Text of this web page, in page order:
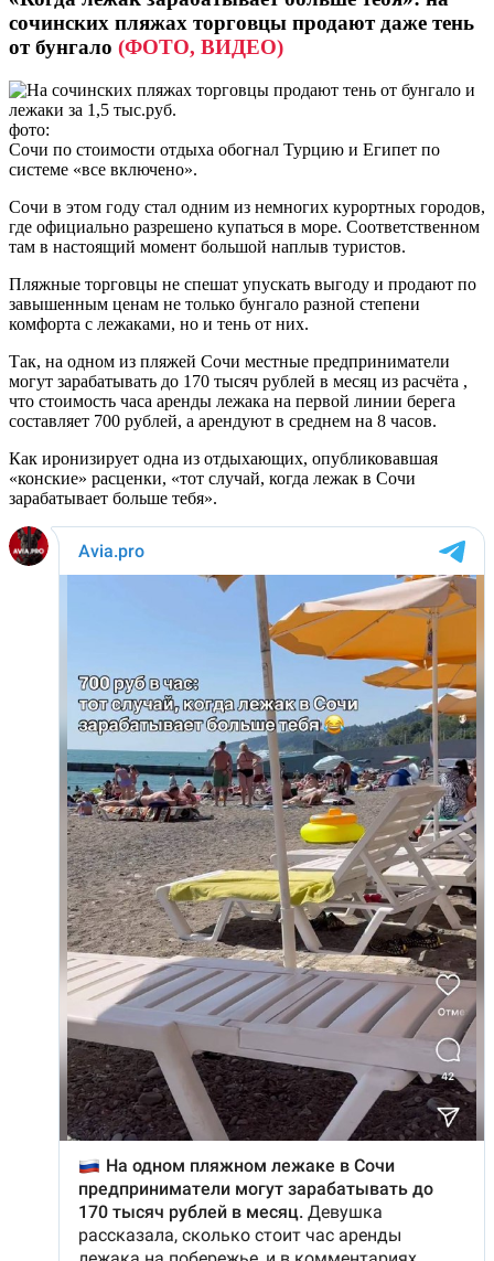
сочинских пляжах торговцы продают даже тень
от бунгало (ФОТО, ВИДЕО)
фото:
Сочи по стоимости отдыха обогнал Турцию и Египет по
системе «все включено».
Сочи в этом году стал одним из немногих курортных городов,
где официально разрешено купаться в море. Соответственном
там в настоящий момент большой наплыв туристов.
Пляжные торговцы не спешат упускать выгоду и продают по
завышенным ценам не только бунгало разной степени
комфорта с лежаками, но и тень от них.
Так, на одном из пляжей Сочи местные предприниматели
могут зарабатывать до 170 тысяч рублей в месяц из расчёта ,
что стоимость часа аренды лежака на первой линии берега
составляет 700 рублей, а арендуют в среднем на 8 часов.
Как иронизирует одна из отдыхающих, опубликовавшая
«конские» расценки, «тот случай, когда лежак в Сочи
зарабатывает больше тебя».